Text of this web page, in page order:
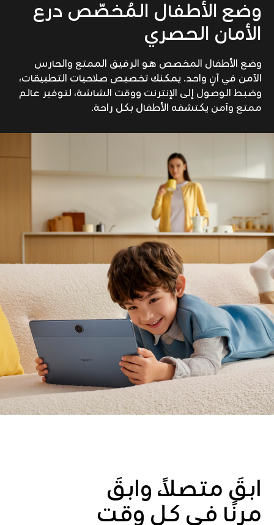
وضع الأطفال المُخصّص درع
الأمان الحصري
وضع الأطفال المخصص هو الرفيق الممتع والحارس
الآمن في آنٍ واحد. يمكنك تخصيص صلاحيات التطبيقات،
وضبط الوصول إلى الإنترنت ووقت الشاشة، لتوفير عالم
ممتع وآمن يكتشفه الأطفال بكل راحة.
ابقَ متصلاً، وابقَ
مرنًا في كل وقت